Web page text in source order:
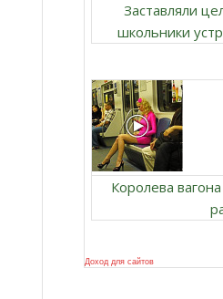
Заставляли
школьники
Королева
Доход для сайтов